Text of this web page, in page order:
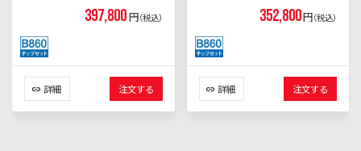
397,800円（税込）
詳細 注文する
352,800円（税込）
詳細 注文する